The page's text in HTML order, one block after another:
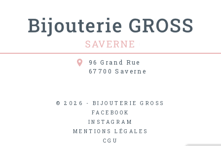
96 Grand Rue
67700Saverne
© 2026 - BIJOUTERIE GROSS
FACEBOOK
INSTAGRAM
MENTIONS LÉGALES
CGU